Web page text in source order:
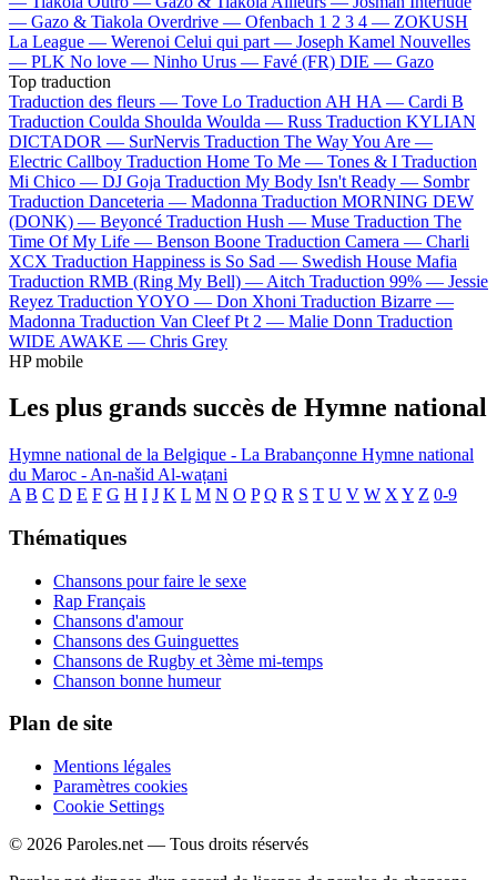
— Gazo & Tiakola Overdrive — Ofenbach 1 2 3 4 — ZOKUSH
La League — Werenoi Celui qui part — Joseph Kamel Nouvelles
— PLK No love — Ninho Urus — Favé (FR) DIE — Gazo
Top traduction
Traduction des fleurs — Tove Lo Traduction AH HA — Cardi B
Traduction Coulda Shoulda Woulda — Russ Traduction KYLIAN
DICTADOR — SurNervis Traduction The Way You Are —
Electric Callboy Traduction Home To Me — Tones & I Traduction
Mi Chico — DJ Goja Traduction My Body Isn't Ready — Sombr
Traduction Danceteria — Madonna Traduction MORNING DEW
(DONK) — Beyoncé Traduction Hush — Muse Traduction The
Time Of My Life — Benson Boone Traduction Camera — Charli
XCX Traduction Happiness is So Sad — Swedish House Mafia
Traduction RMB (Ring My Bell) — Aitch Traduction 99% — Jessie
Reyez Traduction YOYO — Don Xhoni Traduction Bizarre —
Madonna Traduction Van Cleef Pt 2 — Malie Donn Traduction
WIDE AWAKE — Chris Grey
HP mobile
Les plus grands succès de Hymne national
Hymne national de la Belgique - La Brabançonne Hymne national
du Maroc - An-našid Al-waṭani
A B C D E F G H I J K L M N O P Q R S T U V W X Y Z 0-9
Thématiques
Chansons pour faire le sexe
Rap Français
Chansons d'amour
Chansons des Guinguettes
Chansons de Rugby et 3ème mi-temps
Chanson bonne humeur
Plan de site
Mentions légales
Paramètres cookies
Cookie Settings
© 2026 Paroles.net — Tous droits réservés